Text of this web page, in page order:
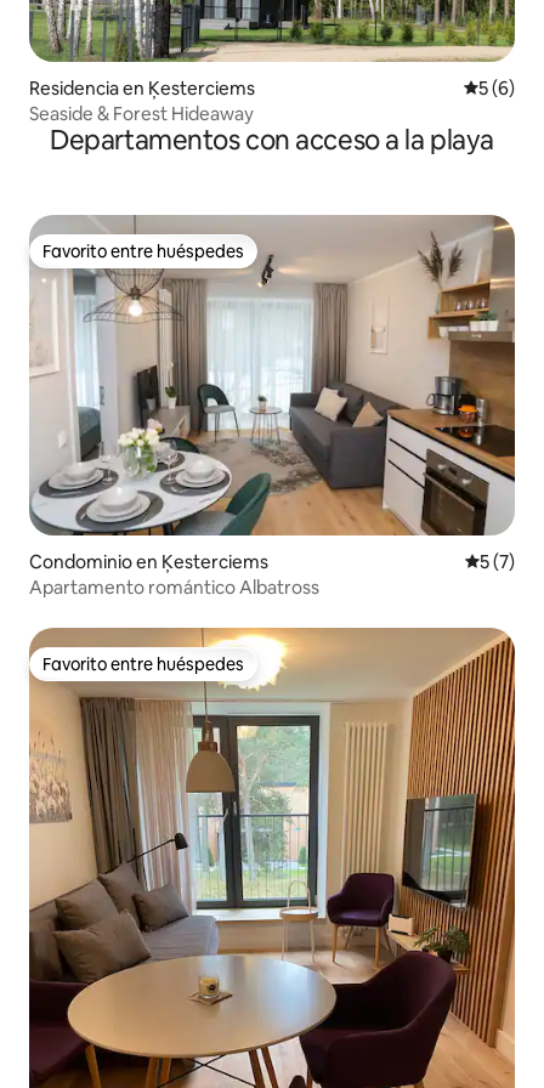
Residencia en Ķesterciems
5 (6)
Seaside & Forest Hideaway
Departamentos con acceso a la playa
Favorito entre huéspedes
Favorito entre huéspedes
Condominio en Ķesterciems
5 (7)
Apartamento romántico Albatross
Favorito entre huéspedes
Favorito entre huéspedes